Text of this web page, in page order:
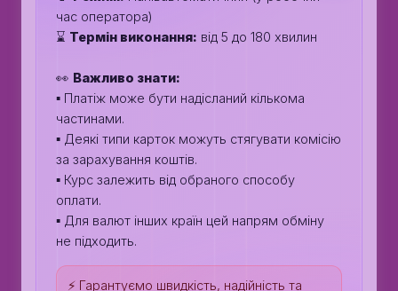
час оператора)
⌛️ Термін виконання: від 5 до 180 хвилин
👀 Важливо знати:
▪️ Платіж може бути надісланий кількома
частинами.
▪️ Деякі типи карток можуть стягувати комісію
за зарахування коштів.
▪️ Курс залежить від обраного способу
оплати.
▪️ Для валют інших країн цей напрям обміну
не підходить.
⚡️ Гарантуємо швидкість, надійність та